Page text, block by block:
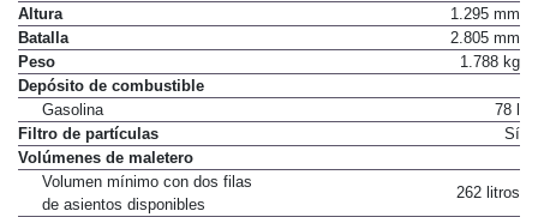
Altura
1.295 mm
Batalla
2.805 mm
Peso
1.788 kg
Depósito de combustible
Gasolina
78 l
Filtro de partículas
Sí
Volúmenes de maletero
Volumen mínimo con dos filas
de asientos disponibles
262 litros